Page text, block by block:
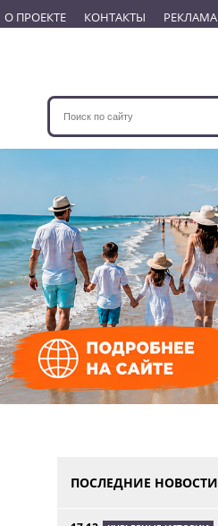
О ПРОЕКТЕ КОНТАКТЫ РЕКЛАМА
ПОСЛЕДНИЕ НОВОСТИ